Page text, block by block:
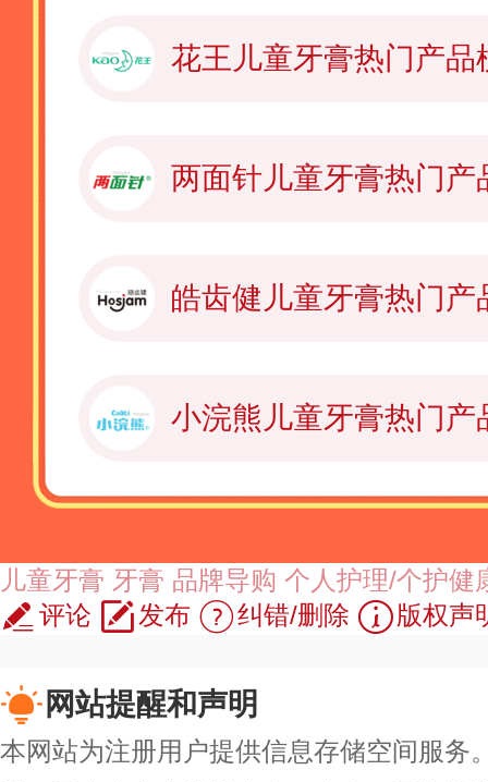
花王儿童牙膏热门产品
两面针儿童牙膏热门产
皓齿健儿童牙膏热门产
小浣熊儿童牙膏热门产
儿童牙膏 牙膏 品牌导购 个人护理/个护健
评论
发布 纠错/删除 版权声
网站提醒和声明
本网站为注册用户提供信息存储空间服务